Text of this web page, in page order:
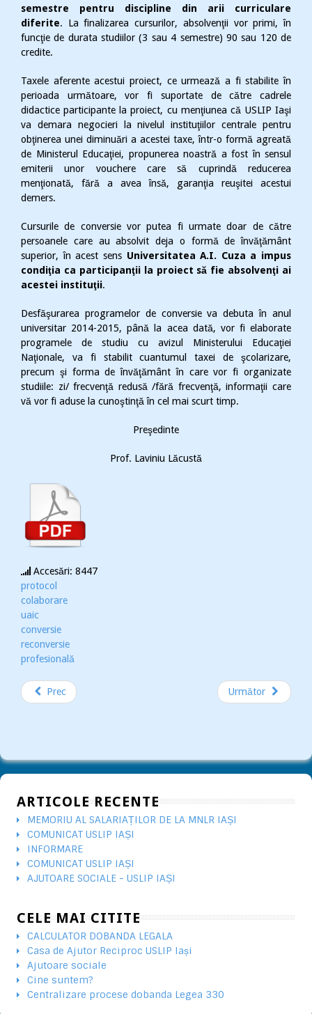
semestre pentru discipline din arii curriculare
diferite. La finalizarea cursurilor, absolvenţii vor primi, în
funcţie de durata studiilor (3 sau 4 semestre) 90 sau 120 de
credite.
Taxele aferente acestui proiect, ce urmează a fi stabilite în
perioada următoare, vor fi suportate de către cadrele
didactice participante la proiect, cu menţiunea că USLIP Iaşi
va demara negocieri la nivelul instituţiilor centrale pentru
obţinerea unei diminuări a acestei taxe, într-o formă agreată
de Ministerul Educaţiei, propunerea noastră a fost în sensul
emiterii unor vouchere care să cuprindă reducerea
menţionată, fără a avea însă, garanţia reuşitei acestui
demers.
Cursurile de conversie vor putea fi urmate doar de către
persoanele care au absolvit deja o formă de învăţământ
superior, în acest sens Universitatea A.I. Cuza a impus
condiţia ca participanţii la proiect să fie absolvenţi ai
acestei instituţii.
Desfăşurarea programelor de conversie va debuta în anul
universitar 2014-2015, până la acea dată, vor fi elaborate
programele de studiu cu avizul Ministerului Educaţiei
Naţionale, va fi stabilit cuantumul taxei de şcolarizare,
precum şi forma de învăţământ în care vor fi organizate
studiile: zi/ frecvenţă redusă /fără frecvenţă, informaţii care
vă vor fi aduse la cunoştinţă în cel mai scurt timp.
Preşedinte
Prof. Laviniu Lăcustă
Accesări: 8447
protocol
colaborare
uaic
conversie
reconversie
profesională
Prec Următor
ARTICOLE RECENTE
MEMORIU AL SALARIAȚILOR DE LA MNLR IAȘI
COMUNICAT USLIP IAȘI
INFORMARE
COMUNICAT USLIP IAȘI
AJUTOARE SOCIALE - USLIP IAȘI
CELE MAI CITITE
CALCULATOR DOBANDA LEGALA
Casa de Ajutor Reciproc USLIP Iași
Ajutoare sociale
Cine suntem?
Centralizare procese dobanda Legea 330